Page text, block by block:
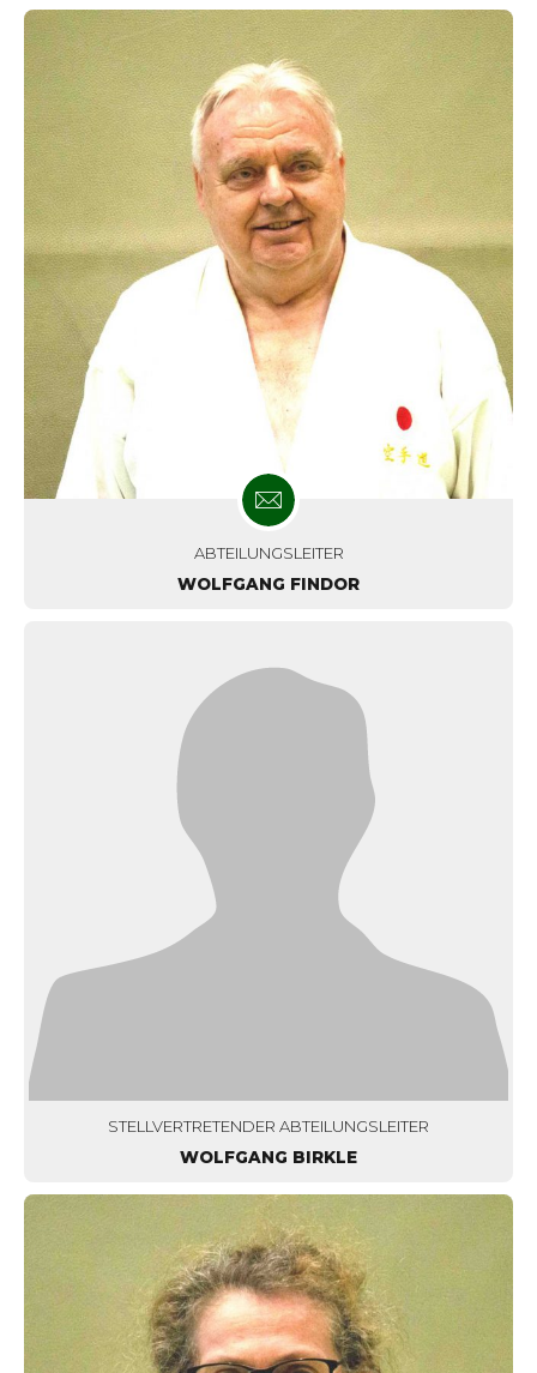
ABTEILUNGSLEITER
WOLFGANG FINDOR
STELLVERTRETENDER ABTEILUNGSLEITER
WOLFGANG BIRKLE